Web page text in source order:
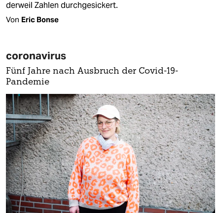
derweil Zahlen durchgesickert.
Von Eric Bonse
coronavirus
Fünf Jahre nach Ausbruch der Covid-19-
Pandemie